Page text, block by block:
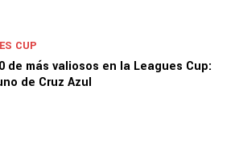
CUP
de más valiosos en la Leagues Cup:
de Cruz Azul